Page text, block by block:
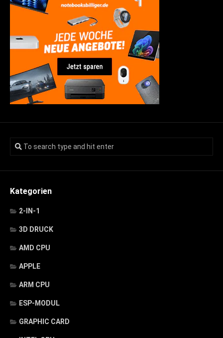
Kategorien
2-IN-1
3D DRUCK
AMD CPU
APPLE
ARM CPU
ESP-MODUL
GRAPHIC CARD